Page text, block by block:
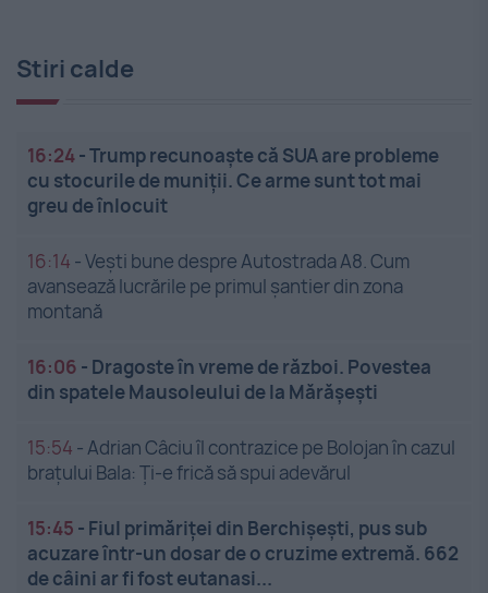
Stiri calde
16:24-Trump recunoaște că SUA are probleme
cu stocurile de muniții. Ce arme sunt tot mai
greu de înlocuit
16:14 -Vești bune despre Autostrada A8. Cum
avansează lucrările pe primul șantier din zona
montană
16:06 - Dragoste în vreme de război. Povestea
din spatele Mausoleului de la Mărășești
15:54 -Adrian Câciu îl contrazice pe Bolojan în cazul
brațului Bala: Ți-e frică să spui adevărul
15:45 - Fiul primăriței din Berchișești, pus sub
acuzare într-un dosar de o cruzime extremă. 662
de câini ar fi fost eutanasi...